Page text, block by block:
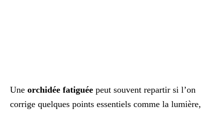
Une orchidée fatiguée peut souvent repartir si l’on
corrige quelques points essentiels comme la lumière,